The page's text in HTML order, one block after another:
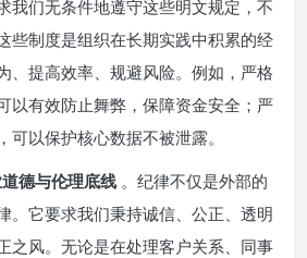
我们无条件地遵守这些明文规定，不
些制度是组织在长期实践中积累的经
、提高效率、规避风险。例如，严格
以有效防止舞弊，保障资金安全；严
可以保护核心数据不被泄露。
德与伦理底线 。纪律不仅是外部的
。它要求我们秉持诚信、公正、透明
之风。无论是在处理客户关系、同事